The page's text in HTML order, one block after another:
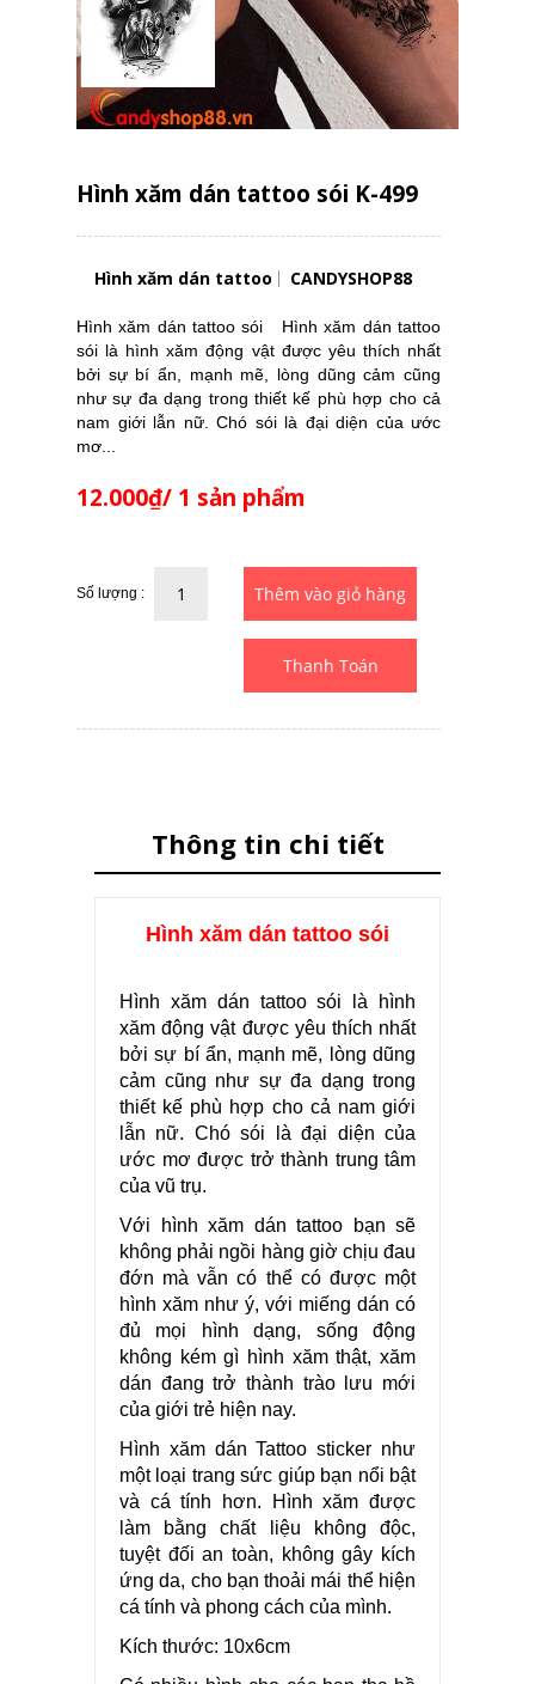
Hình xăm dán tattoo sói K-499
Hình xăm dán tattoo CANDYSHOP88
Hình xăm dán tattoo sói Hình xăm dán tattoo
sói là hình xăm động vật được yêu thích nhất
bởi sự bí ẩn, mạnh mẽ, lòng dũng cảm cũng
như sự đa dạng trong thiết kế phù hợp cho cả
nam giới lẫn nữ. Chó sói là đại diện của ước
mơ...
12.000₫/ 1 sản phẩm
Số lượng :
Thanh Toán
Thông tin chi tiết
Hình xăm dán tattoo sói
Hình xăm dán tattoo sói là hình
xăm động vật được yêu thích nhất
bởi sự bí ẩn, mạnh mẽ, lòng dũng
cảm cũng như sự đa dạng trong
thiết kế phù hợp cho cả nam giới
lẫn nữ. Chó sói là đại diện của
ước mơ được trở thành trung tâm
của vũ trụ.
Với hình xăm dán tattoo bạn sẽ
không phải ngồi hàng giờ chịu đau
đớn mà vẫn có thể có được một
hình xăm như ý, với miếng dán có
đủ mọi hình dạng, sống động
không kém gì hình xăm thật, xăm
dán đang trở thành trào lưu mới
của giới trẻ hiện nay.
Hình xăm dán Tattoo sticker như
một loại trang sức giúp bạn nổi bật
và cá tính hơn. Hình xăm được
làm bằng chất liệu không độc,
tuyệt đối an toàn, không gây kích
ứng da, cho bạn thoải mái thể hiện
cá tính và phong cách của mình.
Kích thước: 10x6cm